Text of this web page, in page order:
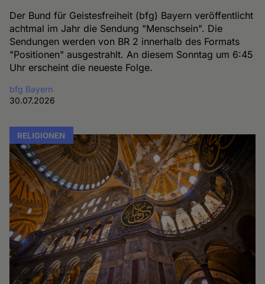
Der Bund für Geistesfreiheit (bfg) Bayern veröffentlicht
achtmal im Jahr die Sendung "Menschsein". Die
Sendungen werden von BR 2 innerhalb des Formats
"Positionen" ausgestrahlt. An diesem Sonntag um 6:45
Uhr erscheint die neueste Folge.
bfg Bayern
30.07.2026
RELIGIONEN